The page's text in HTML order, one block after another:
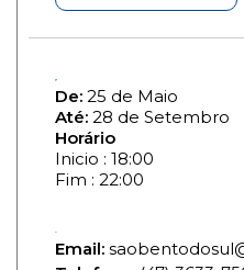
De: 25 de Maio
Até: 28 de Setembro
Horário
Inicio : 18:00
Fim : 22:00
Email: